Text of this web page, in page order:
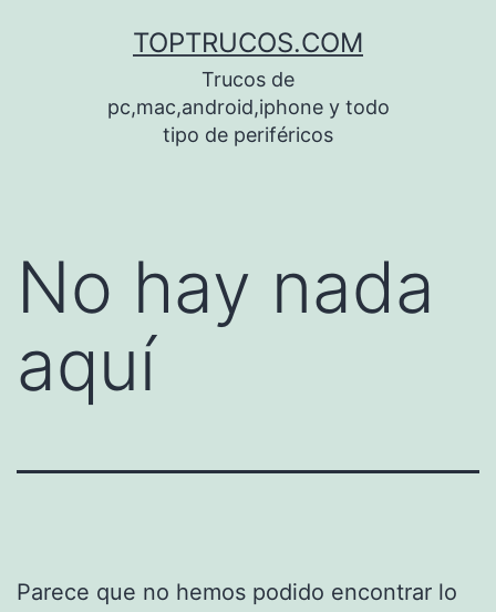
TOPTRUCOS.COM
Trucos de
pc,mac,android,iphone y todo
tipo de periféricos
No hay nada
aquí
Parece que no hemos podido encontrar lo